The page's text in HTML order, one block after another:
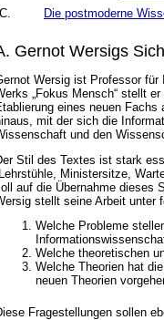
C.
Die postmoderne
Gernot Wersigs
Wersig ist Professor
„Fokus Mensch“ stellt
eines neuen
mit der sich die
und den
Stil des Textes ist stark
„Lehrstühle, Ministersitze,
auf die Übernahme dieses
stellt seine Arbeit unter
Welche Probleme
Welche theoretischen
Welche Theorien hat
neuen Theorien
Fragestellungen sollen